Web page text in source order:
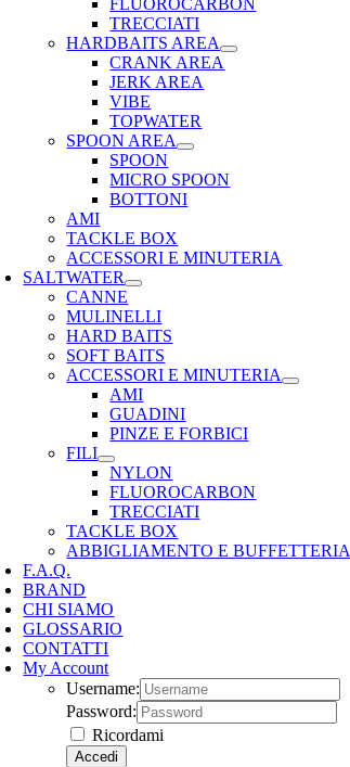
FLUOROCARBON
TRECCIATI
HARDBAITS AREA
CRANK AREA
JERK AREA
VIBE
TOPWATER
SPOON AREA
SPOON
MICRO SPOON
BOTTONI
AMI
TACKLE BOX
ACCESSORI E MINUTERIA
SALTWATER
CANNE
MULINELLI
HARD BAITS
SOFT BAITS
ACCESSORI E MINUTERIA
AMI
GUADINI
PINZE E FORBICI
FILI
NYLON
FLUOROCARBON
TRECCIATI
TACKLE BOX
ABBIGLIAMENTO E BUFFETTERIA
F.A.Q.
BRAND
CHI SIAMO
GLOSSARIO
CONTATTI
My Account
Username:
Password:
Ricordami